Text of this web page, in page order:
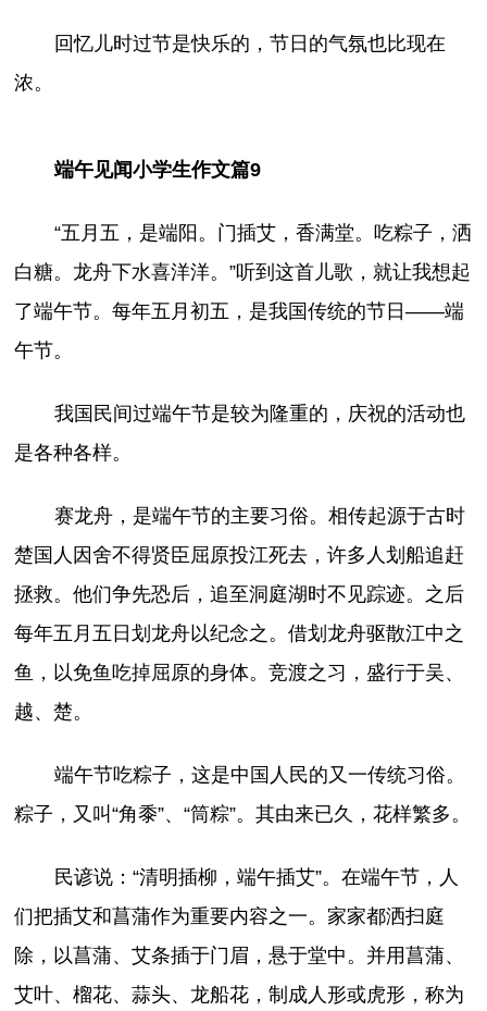
回忆儿时过节是快乐的，节日的气氛也比现在
浓。
端午见闻小学生作文篇9
“五月五，是端阳。门插艾，香满堂。吃粽子，洒
白糖。龙舟下水喜洋洋。”听到这首儿歌，就让我想起
了端午节。每年五月初五，是我国传统的节日——端
午节。
我国民间过端午节是较为隆重的，庆祝的活动也
是各种各样。
赛龙舟，是端午节的主要习俗。相传起源于古时
楚国人因舍不得贤臣屈原投江死去，许多人划船追赶
拯救。他们争先恐后，追至洞庭湖时不见踪迹。之后
每年五月五日划龙舟以纪念之。借划龙舟驱散江中之
鱼，以免鱼吃掉屈原的身体。竞渡之习，盛行于吴、
越、楚。
端午节吃粽子，这是中国人民的又一传统习俗。
粽子，又叫“角黍”、“筒粽”。其由来已久，花样繁多。
民谚说：“清明插柳，端午插艾”。在端午节，人
们把插艾和菖蒲作为重要内容之一。家家都洒扫庭
除，以菖蒲、艾条插于门眉，悬于堂中。并用菖蒲、
艾叶、榴花、蒜头、龙船花，制成人形或虎形，称为